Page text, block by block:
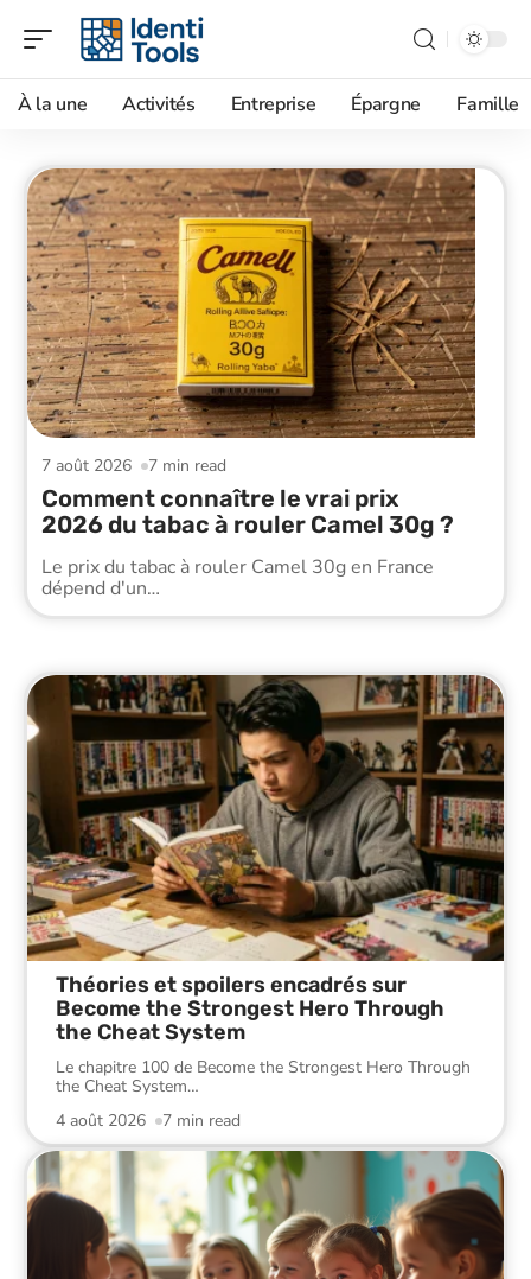
À la une Activités Entreprise Épargne Famille
7 min read
7 août 2026
Comment connaître le vrai prix
2026 du tabac à rouler Camel 30g ?
Le prix du tabac à rouler Camel 30g en France
dépend d'un…
Théories et spoilers encadrés sur
Become the Strongest Hero Through
the Cheat System
Le chapitre 100 de Become the Strongest Hero Through
the Cheat System…
7 min read
4 août 2026